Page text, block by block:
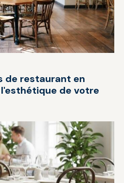
de restaurant en
de votre